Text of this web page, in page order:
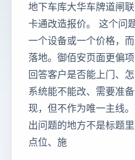
地下车库大华车牌道闸
卡通改造报价。 这个问
一个设备或一个价格，
落地。御佰安页面更偏
回答客户是否能上门、
系统能不能改、需要准
现，但不作为唯一主线
出问题的地方不是标题
点位、施